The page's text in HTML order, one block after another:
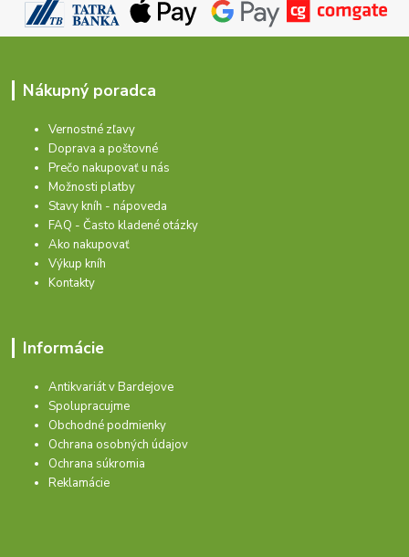
Nákupný poradca
Vernostné zľavy
Doprava a poštovné
Prečo nakupovať u nás
Možnosti platby
Stavy kníh - nápoveda
FAQ - Často kladené otázky
Ako nakupovať
Výkup kníh
Kontakty
Informácie
Antikvariát v Bardejove
Spolupracujme
Obchodné podmienky
Ochrana osobných údajov
Ochrana súkromia
Reklamácie